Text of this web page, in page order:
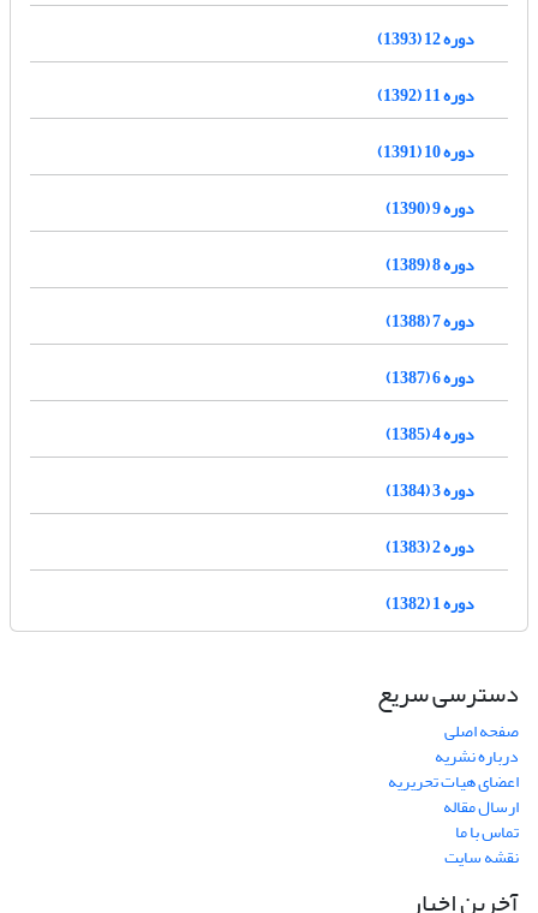
دوره 12 (1393)
دوره 11 (1392)
دوره 10 (1391)
دوره 9 (1390)
دوره 8 (1389)
دوره 7 (1388)
دوره 6 (1387)
دوره 4 (1385)
دوره 3 (1384)
دوره 2 (1383)
دوره 1 (1382)
دسترسی سریع
صفحه اصلی
درباره نشریه
اعضای هیات تحریریه
ارسال مقاله
تماس با ما
نقشه سایت
آخرین اخبار